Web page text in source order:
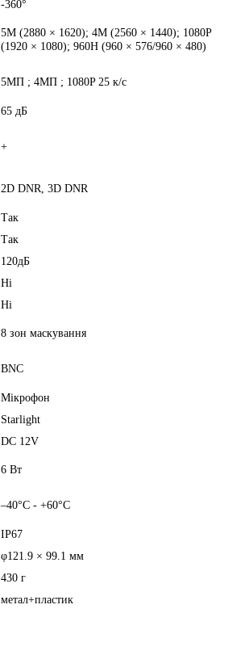
-360°
5M (2880 × 1620); 4M (2560 × 1440); 1080P
(1920 × 1080); 960H (960 × 576/960 × 480)
5MП ; 4MП ; 1080P 25 к/с
65 дБ
+
2D DNR, 3D DNR
Так
Так
120дБ
Ні
Ні
8 зон маскування
BNC
Мікрофон
Starlight
DC 12V
6 Вт
–40°C - +60°C
IP67
φ121.9 × 99.1 мм
430 г
метал+пластик